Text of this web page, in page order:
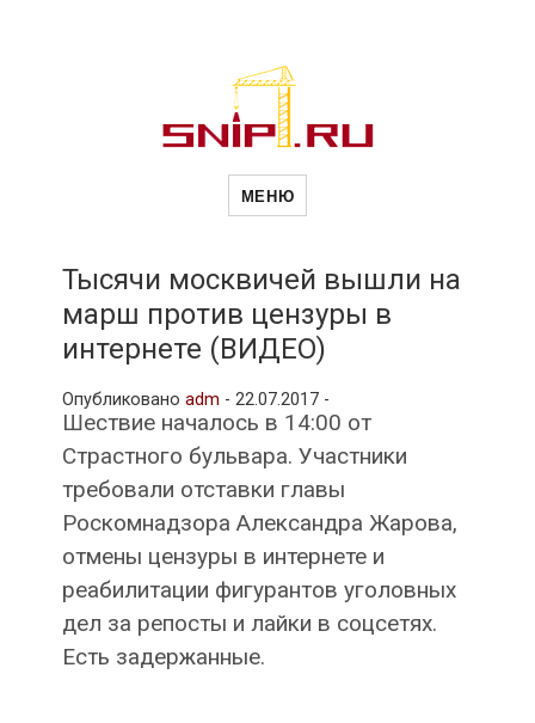
Новости
и
другие связанные со стройкой
рубрики
МЕНЮ
Тысячи москвичей вышли на
марш против цензуры в
интернете (ВИДЕО)
Опубликовано adm - 22.07.2017 -
Шествие началось в 14:00 от
Страстного бульвара. Участники
требовали отставки главы
Роскомнадзора Александра Жарова,
отмены цензуры в интернете и
реабилитации фигурантов уголовных
дел за репосты и лайки в соцсетях.
Есть задержанные.